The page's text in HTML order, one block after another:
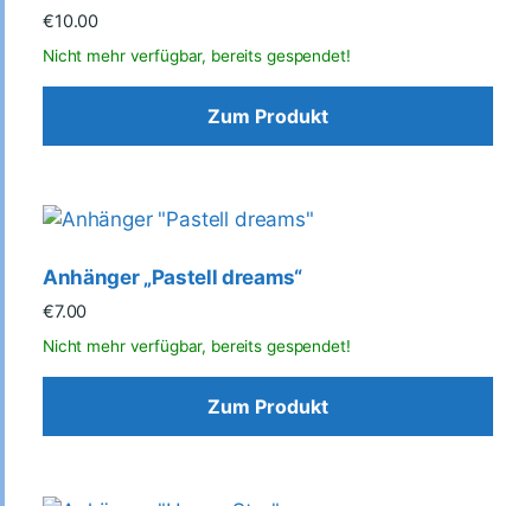
€10.00
Zum Produkt
Anhänger „Pastell dreams“
€7.00
Zum Produkt